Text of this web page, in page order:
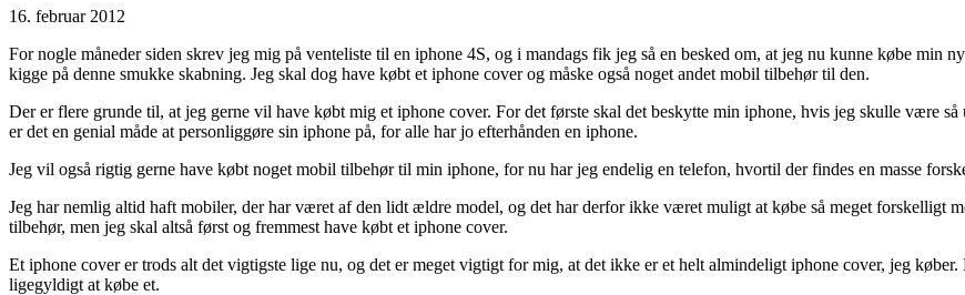
16. februar 2012
For nogle måneder siden skrev jeg mig på venteliste til en iphone 4S, og i mandags fik jeg så en besked om, at jeg nu kunne købe min
kigge på denne smukke skabning. Jeg skal dog have købt et iphone cover og måske også noget andet mobil tilbehør til den.
Der er flere grunde til, at jeg gerne vil have købt mig et iphone cover. For det første skal det beskytte min iphone, hvis jeg skulle være
er det en genial måde at personliggøre sin iphone på, for alle har jo efterhånden en iphone.
Jeg vil også rigtig gerne have købt noget mobil tilbehør til min iphone, for nu har jeg endelig en telefon, hvortil der findes en masse
Jeg har nemlig altid haft mobiler, der har været af den lidt ældre model, og det har derfor ikke været muligt at købe så meget forskelligt
tilbehør, men jeg skal altså først og fremmest have købt et iphone cover.
Et iphone cover er trods alt det vigtigste lige nu, og det er meget vigtigt for mig, at det ikke er et helt almindeligt iphone cover, jeg
ligegyldigt at købe et.